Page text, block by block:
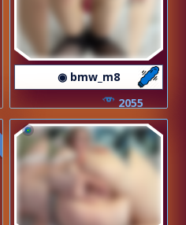
◉ bmw_m8
2055